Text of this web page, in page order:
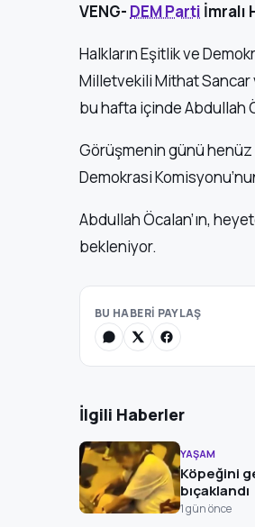
VENG- DEM Parti İmralı
Halkların Eşitlik ve
Milletvekili Mithat Sancar
bu hafta içinde Abdullah
Görüşmenin günü henüz
Demokrasi
Abdullah Öcalan’ın,
bekleniyor.
BU HABERİ PAYLAŞ
İlgili Haberler
YAŞAM
Köpeğini
bıçaklandı
1 gün önce